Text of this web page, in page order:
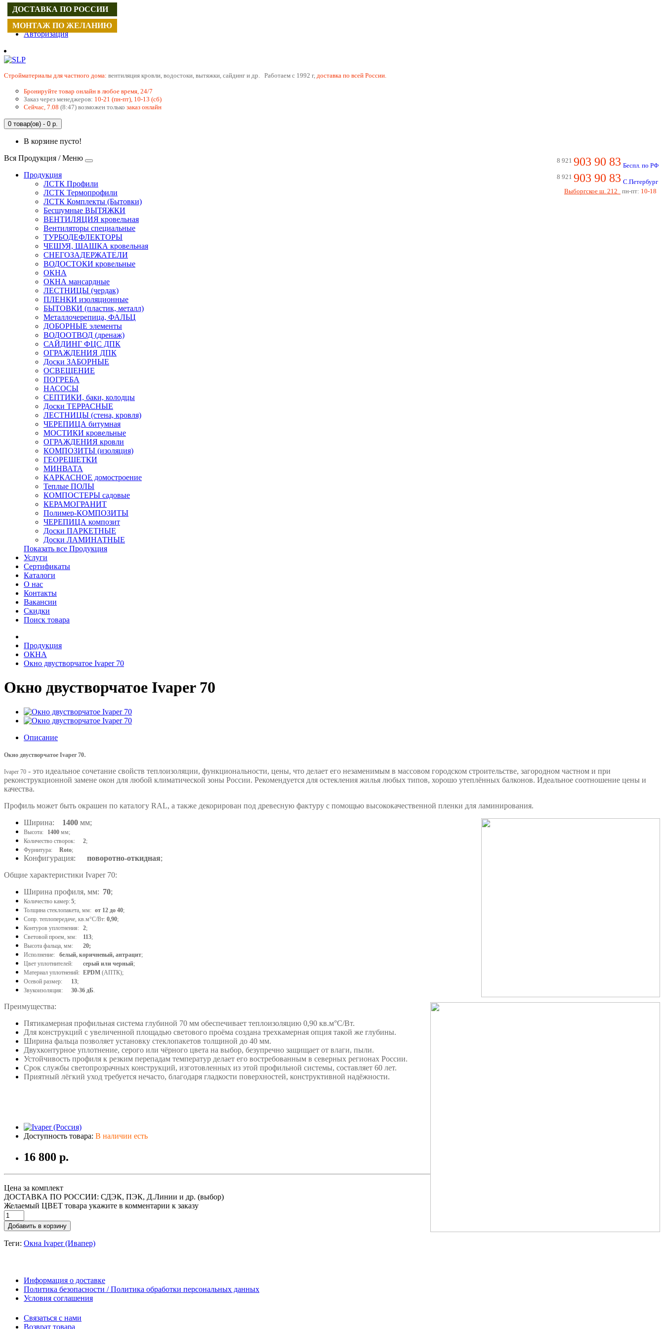
Регистрация
Авторизация
Cтройматериалы для частного дома: вентиляция кровли, водостоки, вытяжки, сайдинг и др. Работаем с 1992 г, доставка по всей России.
Бронируйте товар онлайн в любое время, 24/7
Заказ через менеджеров: 10-21 (пн-пт), 10-13 (сб)
Сейчас, 7.08 (8:47) возможен только заказ онлайн
0 товар(ов) - 0 р.
В корзине пусто!
8 921 903 90 83 Беспл. по РФ
8 921 903 90 83 С.Петербург
Выборгское ш. 212
пн-пт: 10-18
Вся Продукция / Меню
Продукция
ЛСТК Профили
ЛСТК Термопрофили
ЛСТК Комплекты (Бытовки)
Бесшумные ВЫТЯЖКИ
ВЕНТИЛЯЦИЯ кровельная
Вентиляторы специальные
ТУРБОДЕФЛЕКТОРЫ
ЧЕШУЯ, ШАШКА кровельная
СНЕГОЗАДЕРЖАТЕЛИ
ВОДОСТОКИ кровельные
ОКНА
ОКНА мансардные
ЛЕСТНИЦЫ (чердак)
ПЛЕНКИ изоляционные
БЫТОВКИ (пластик, металл)
Металлочерепица, ФАЛЬЦ
ДОБОРНЫЕ элементы
ВОДООТВОД (дренаж)
САЙДИНГ ФЦС ДПК
ОГРАЖДЕНИЯ ДПК
Доски ЗАБОРНЫЕ
ОСВЕЩЕНИЕ
ПОГРЕБА
НАСОСЫ
СЕПТИКИ, баки, колодцы
Доски ТЕРРАСНЫЕ
ЛЕСТНИЦЫ (стена, кровля)
ЧЕРЕПИЦА битумная
МОСТИКИ кровельные
ОГРАЖДЕНИЯ кровли
КОМПОЗИТЫ (изоляция)
ГЕОРЕШЕТКИ
МИНВАТА
КАРКАСНОЕ домостроение
Теплые ПОЛЫ
КОМПОСТЕРЫ садовые
КЕРАМОГРАНИТ
Полимер-КОМПОЗИТЫ
ЧЕРЕПИЦА композит
Доски ПАРКЕТНЫЕ
Доски ЛАМИНАТНЫЕ
Показать все Продукция
Услуги
Сертификаты
Каталоги
О нас
Контакты
Вакансии
Скидки
Поиск товара
Продукция
ОКНА
Окно двустворчатое Ivaper 70
Окно двустворчатое Ivaper 70
ДОСТАВКА ПО РОССИИ
МОНТАЖ ПО ЖЕЛАНИЮ
Описание
Окно двустворчатое Ivaper 70.
Ivaper 70 - это идеальное сочетание свойств теплоизоляции, функциональности, цены, что делает его незаменимым в массовом городском строительстве, загородном частном и при
реконструкционной замене окон для любой климатической зоны России. Рекомендуется для остекления жилья любых типов, хорошо утеплённых балконов. Идеальное соотношение цены и
качества.
Профиль может быть окрашен по каталогу RAL, а также декорирован под древесную фактуру с помощью высококачественной пленки для ламинирования.
Ширина:
1400 мм;
Высота: 1400 мм;
Количество створок:
2;
Фурнитура:
Roto;
Конфигурация: поворотно-откидная;
Общие характеристики Ivaper 70:
Ширина профиля, мм: 70;
Количество камер:5;
Толщина стеклопакета, мм: от 12 до 40;
Сопр. теплопередаче, кв.м°С/Вт: 0,90;
Контуров уплотнения: 2;
Световой проем, мм:
113;
Высота фальца, мм:
20;
Исполнение:
белый, коричневый, антрацит;
Цвет уплотнителей:
серый или черный;
Материал уплотнений: EPDM (АПТК);
Осевой размер:
13;
Звукоизоляция:
30-36 дБ.
Преимущества:
Пятикамерная профильная система глубиной 70 мм обеспечивает теплоизоляцию 0,90 кв.м°С/Вт.
Для конструкций с увеличенной площадью светового проёма создана трехкамерная опция такой же глубины.
Ширина фальца позволяет установку стеклопакетов толщиной до 40 мм.
Двухконтурное уплотнение, серого или чёрного цвета на выбор, безупречно защищает от влаги, пыли.
Устойчивость профиля к резким перепадам температур делает его востребованным в северных регионах России.
Срок службы светопрозрачных конструкций, изготовленных из этой профильной системы, составляет 60 лет.
Приятный лёгкий уход требуется нечасто, благодаря гладкости поверхностей, конструктивной надёжности.
Доступность товара: В наличии есть
16 800 р.
Цена за комплект
ДОСТАВКА ПО РОССИИ: СДЭК, ПЭК, Д.Линии и др. (выбор)
Желаемый ЦВЕТ товара укажите в комментарии к заказу
Добавить в корзину
Теги: Окна Ivaper (Ивапер)
Информация о доставке
Политика безопасности / Политика обработки персональных данных
Условия соглашения
Связаться с нами
Возврат товара